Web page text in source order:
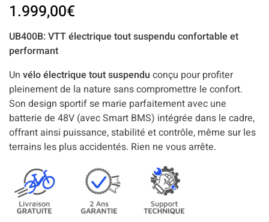
1.999,00€
UB400B: VTT électrique tout suspendu confortable et
performant
Un vélo électrique tout suspendu conçu pour profiter
pleinement de la nature sans compromettre le confort.
Son design sportif se marie parfaitement avec une
batterie de 48V (avec Smart BMS) intégrée dans le cadre,
offrant ainsi puissance, stabilité et contrôle, même sur les
terrains les plus accidentés. Rien ne vous arrête.